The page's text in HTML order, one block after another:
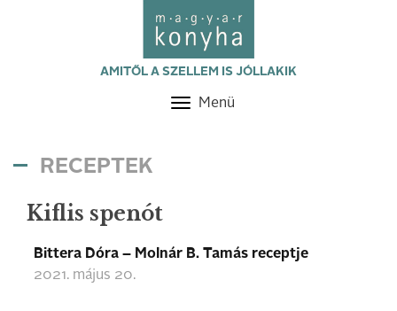
AMITŐL A SZELLEM IS JÓLLAKIK
Toggle
Menü
RECEPTEK
Kiflis spenót
Bittera Dóra – Molnár B. Tamás receptje
2021. május 20.